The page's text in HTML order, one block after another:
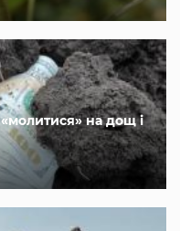
на дощ і